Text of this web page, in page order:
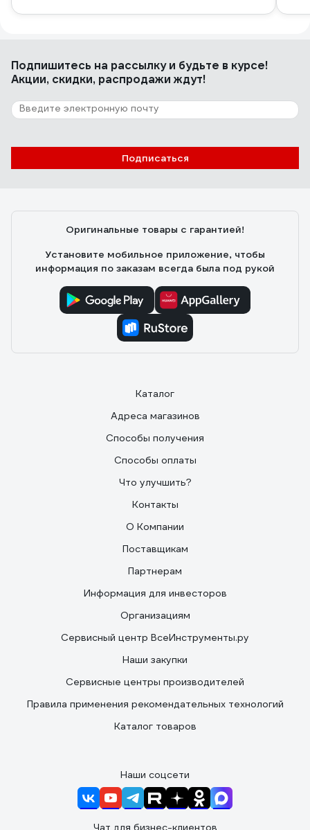
Подпишитесь на рассылкуи будьте в курсе!
Акции, скидки, распродажи ждут!
Подписаться
Оригинальные товары с гарантией!
Установите мобильное приложение, чтобы
информация по заказам всегда была под рукой
Каталог
Адреса магазинов
Способы получения
Способы оплаты
Что улучшить?
Контакты
О Компании
Поставщикам
Партнерам
Информация для инвесторов
Организациям
Сервисный центр ВсеИнструменты.ру
Наши закупки
Сервисные центры производителей
Правила применения рекомендательных технологий
Каталог товаров
Наши соцсети